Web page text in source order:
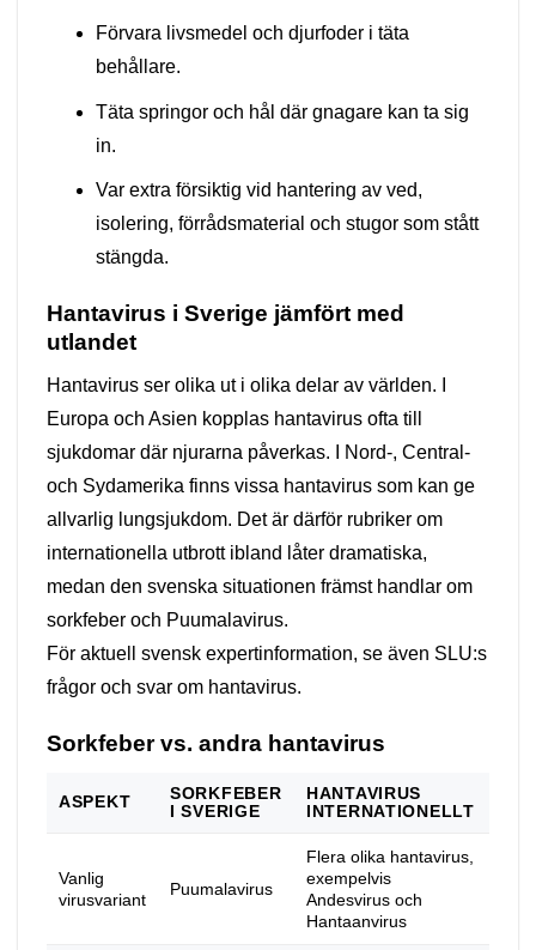
Förvara livsmedel och djurfoder i täta
behållare.
Täta springor och hål där gnagare kan ta sig
in.
Var extra försiktig vid hantering av ved,
isolering, förrådsmaterial och stugor som stått
stängda.
Hantavirus i Sverige jämfört med
utlandet
Hantavirus ser olika ut i olika delar av världen. I
Europa och Asien kopplas hantavirus ofta till
sjukdomar där njurarna påverkas. I Nord-, Central-
och Sydamerika finns vissa hantavirus som kan ge
allvarlig lungsjukdom. Det är därför rubriker om
internationella utbrott ibland låter dramatiska,
medan den svenska situationen främst handlar om
sorkfeber och Puumalavirus.
För aktuell svensk expertinformation, se även SLU:s
frågor och svar om hantavirus.
Sorkfeber vs. andra hantavirus
ASPEKT
SORKFEBER
I SVERIGE
HANTAVIRUS
INTERNATIONELLT
Vanlig
virusvariant
Puumalavirus
Flera olika hantavirus,
exempelvis
Andesvirus och
Hantaanvirus